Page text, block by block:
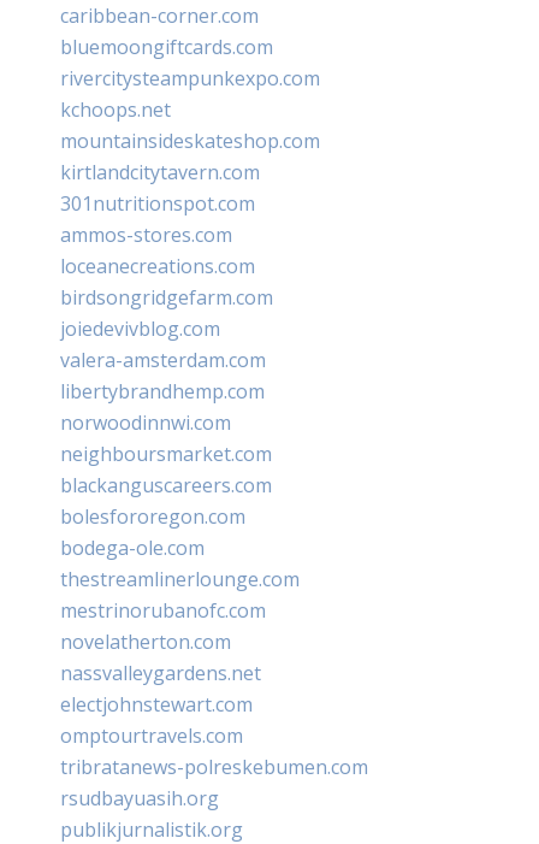
caribbean-corner.com
bluemoongiftcards.com
rivercitysteampunkexpo.com
kchoops.net
mountainsideskateshop.com
kirtlandcitytavern.com
301nutritionspot.com
ammos-stores.com
loceanecreations.com
birdsongridgefarm.com
joiedevivblog.com
valera-amsterdam.com
libertybrandhemp.com
norwoodinnwi.com
neighboursmarket.com
blackanguscareers.com
bolesfororegon.com
bodega-ole.com
thestreamlinerlounge.com
mestrinorubanofc.com
novelatherton.com
nassvalleygardens.net
electjohnstewart.com
omptourtravels.com
tribratanews-polreskebumen.com
rsudbayuasih.org
publikjurnalistik.org